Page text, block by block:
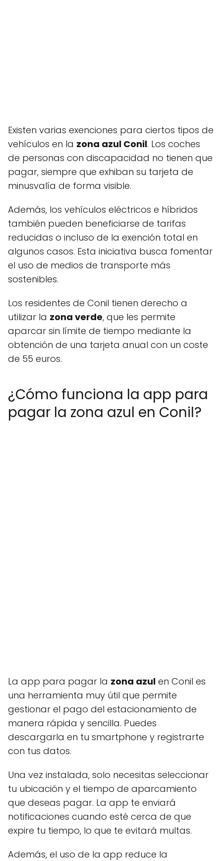
Existen varias exenciones para ciertos tipos de
vehículos en la zona azul Conil. Los coches
de personas con discapacidad no tienen que
pagar, siempre que exhiban su tarjeta de
minusvalía de forma visible.
Además, los vehículos eléctricos e híbridos
también pueden beneficiarse de tarifas
reducidas o incluso de la exención total en
algunos casos. Esta iniciativa busca fomentar
el uso de medios de transporte más
sostenibles.
Los residentes de Conil tienen derecho a
utilizar la zona verde, que les permite
aparcar sin límite de tiempo mediante la
obtención de una tarjeta anual con un coste
de 55 euros.
¿Cómo funciona la app para
pagar la zona azul en Conil?
La app para pagar la zona azul en Conil es
una herramienta muy útil que permite
gestionar el pago del estacionamiento de
manera rápida y sencilla. Puedes
descargarla en tu smartphone y registrarte
con tus datos.
Una vez instalada, solo necesitas seleccionar
tu ubicación y el tiempo de aparcamiento
que deseas pagar. La app te enviará
notificaciones cuando esté cerca de que
expire tu tiempo, lo que te evitará multas.
Además, el uso de la app reduce la